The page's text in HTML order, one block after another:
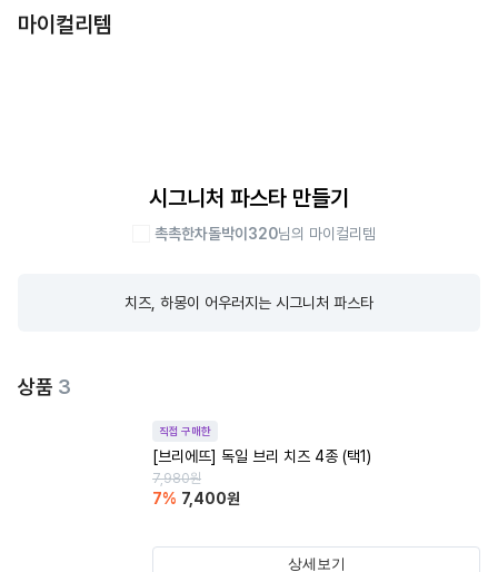
마이컬리템
시그니처 파스타 만들기
촉촉한차돌박이320님의 마이컬리템
치즈, 하몽이 어우러지는 시그니처 파스타
상품 3
직접 구매한
[브리에뜨] 독일 브리 치즈 4종 (택1)
7,980원
7% 7,400원
상세보기